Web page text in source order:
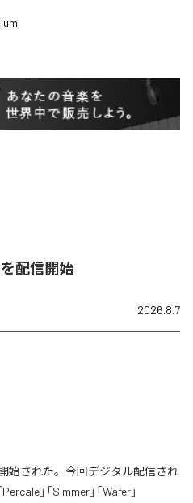
を配信開始
2026.8.7
始された。今回デジタル配信され
」「Simmer」「Wafer」